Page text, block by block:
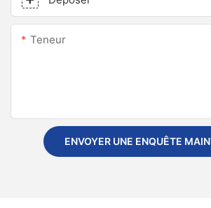
Teneur
ENVOYER UNE ENQUÊTE